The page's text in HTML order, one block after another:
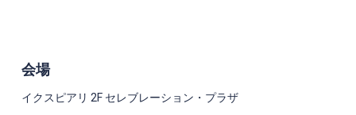
会場
イクスピアリ 2F セレブレーション・プラザ